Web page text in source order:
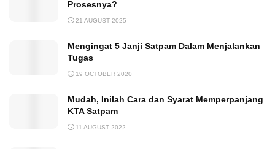
Prosesnya?
21 AUGUST 2025
Mengingat 5 Janji Satpam Dalam Menjalankan
Tugas
19 OCTOBER 2020
Mudah, Inilah Cara dan Syarat Memperpanjang
KTA Satpam
11 AUGUST 2022